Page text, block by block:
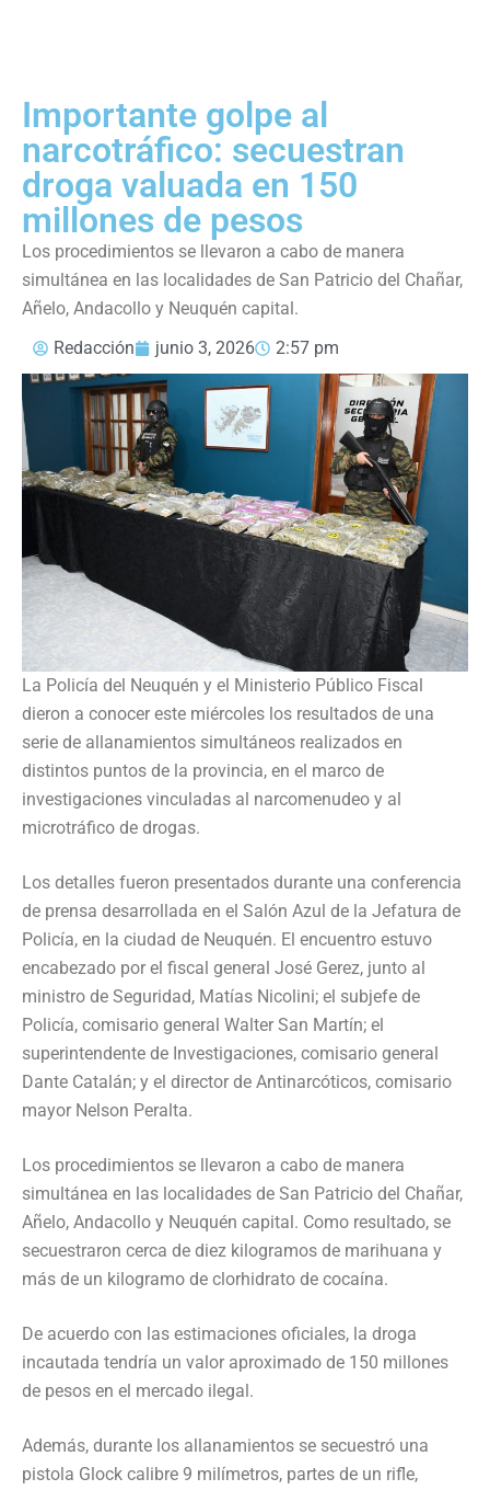
Importante golpe al
narcotráfico: secuestran
droga valuada en 150
millones de pesos
Los procedimientos se llevaron a cabo de manera
simultánea en las localidades de San Patricio del Chañar,
Añelo, Andacollo y Neuquén capital.
Redacción
junio 3, 2026 2:57 pm
La Policía del Neuquén y el Ministerio Público Fiscal
dieron a conocer este miércoles los resultados de una
serie de allanamientos simultáneos realizados en
distintos puntos de la provincia, en el marco de
investigaciones vinculadas al narcomenudeo y al
microtráfico de drogas.
Los detalles fueron presentados durante una conferencia
de prensa desarrollada en el Salón Azul de la Jefatura de
Policía, en la ciudad de Neuquén. El encuentro estuvo
encabezado por el fiscal general José Gerez, junto al
ministro de Seguridad, Matías Nicolini; el subjefe de
Policía, comisario general Walter San Martín; el
superintendente de Investigaciones, comisario general
Dante Catalán; y el director de Antinarcóticos, comisario
mayor Nelson Peralta.
Los procedimientos se llevaron a cabo de manera
simultánea en las localidades de San Patricio del Chañar,
Añelo, Andacollo y Neuquén capital. Como resultado, se
secuestraron cerca de diez kilogramos de marihuana y
más de un kilogramo de clorhidrato de cocaína.
De acuerdo con las estimaciones oficiales, la droga
incautada tendría un valor aproximado de 150 millones
de pesos en el mercado ilegal.
Además, durante los allanamientos se secuestró una
pistola Glock calibre 9 milímetros, partes de un rifle,